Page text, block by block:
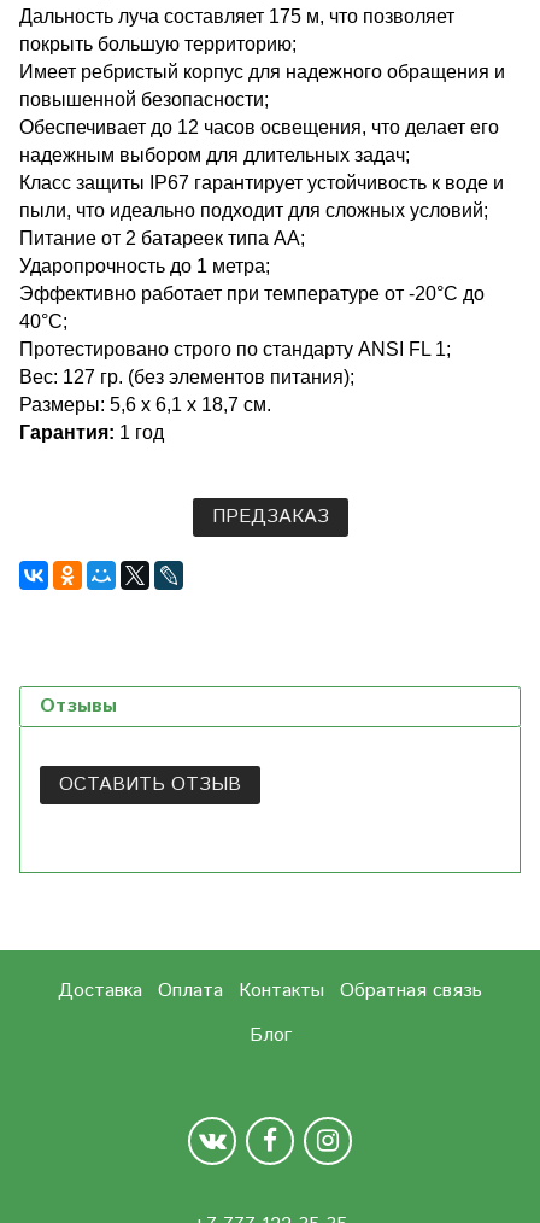
Дальность луча составляет 175 м, что позволяет
покрыть большую территорию;
Имеет ребристый корпус для надежного обращения и
повышенной безопасности;
Обеспечивает до 12 часов освещения, что делает его
надежным выбором для длительных задач;
Класс защиты IP67 гарантирует устойчивость к воде и
пыли, что идеально подходит для сложных условий;
Питание от 2 батареек типа АА;
Ударопрочность до 1 метра;
Эффективно работает при температуре от -20°C до
40°C;
Протестировано строго по стандарту ANSI FL 1;
Вес: 127 гр. (без элементов питания);
Размеры: 5,6 x 6,1 x 18,7 см.
Гарантия: 1 год
ПРЕДЗАКАЗ
Отзывы
ОСТАВИТЬ ОТЗЫВ
Доставка Оплата Контакты
Обратная связь
Блог